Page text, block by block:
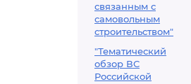
связанным с
самовольным
строительством"
"Тематический
обзор ВС
Российской